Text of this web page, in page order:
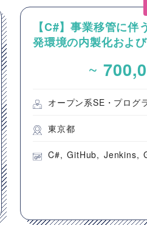
【C#】事業移管に伴
発環境の内製化およ
開発要員）~
オープン系SE・プログ
東京都
C# GitHub Jenkins